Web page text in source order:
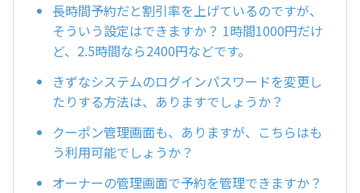
長時間予約だと割引率を上げているのですが、
そういう設定はできますか？ 1時間1000円だけ
ど、2.5時間なら2400円などです。
きずなシステムのログインパスワードを変更し
たりする方法は、ありますでしょうか？
クーポン管理画面も、ありますが、こちらはも
う利用可能でしょうか？
オーナーの管理画面で予約を管理できますか？